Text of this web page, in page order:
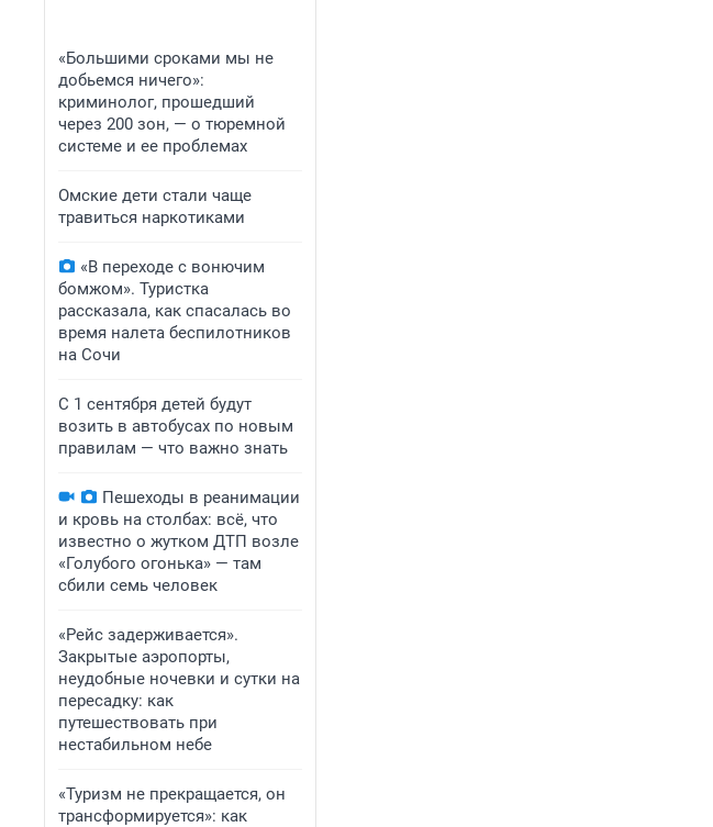
«Большими сроками мы не
добьемся ничего»:
криминолог, прошедший
через 200 зон, — о тюремной
системе и ее проблемах
Омские дети стали чаще
травиться наркотиками
«В переходе с вонючим
бомжом». Туристка
рассказала, как спасалась во
время налета беспилотников
на Сочи
С 1 сентября детей будут
возить в автобусах по новым
правилам — что важно знать
Пешеходы в реанимации
и кровь на столбах: всё, что
известно о жутком ДТП возле
«Голубого огонька» — там
сбили семь человек
«Рейс задерживается».
Закрытые аэропорты,
неудобные ночевки и сутки на
пересадку: как
путешествовать при
нестабильном небе
«Туризм не прекращается, он
трансформируется»: как